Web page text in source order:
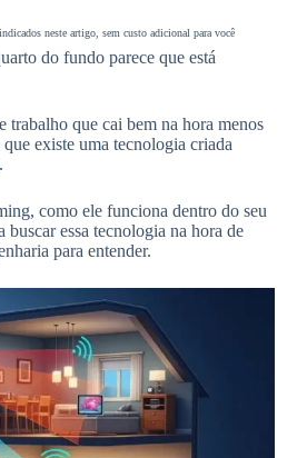
neste artigo, sem custo adicional para você
do fundo parece que está
trabalho que cai bem na hora menos
existe uma tecnologia criada
.
como ele funciona dentro do seu
essa tecnologia na hora de
para entender.